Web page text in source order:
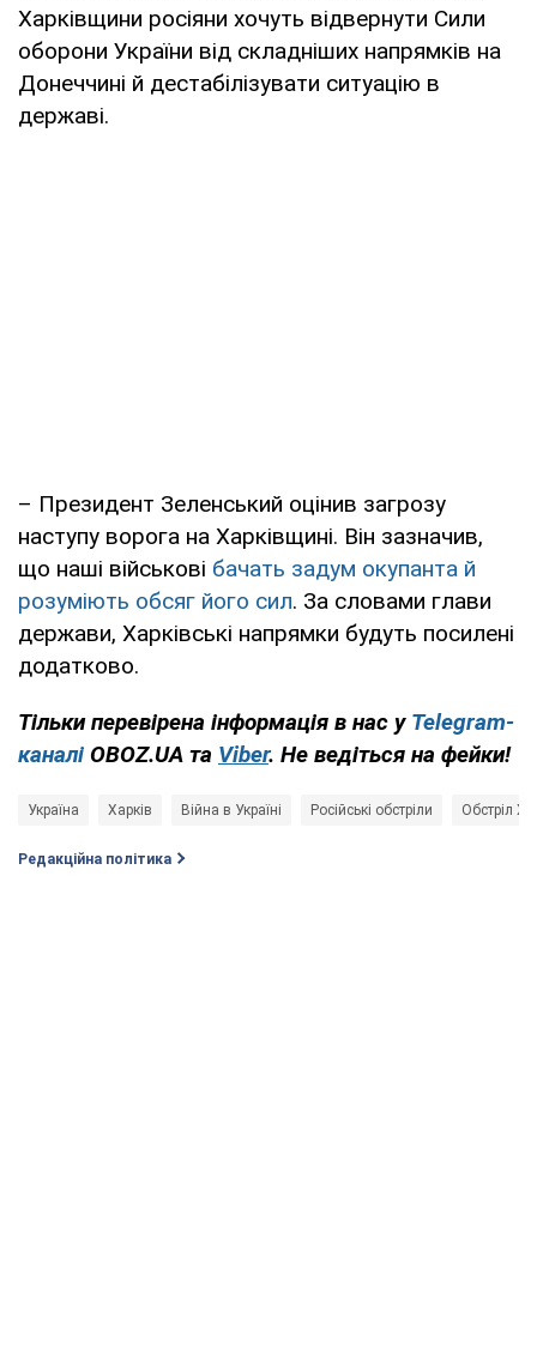
Харківщини росіяни хочуть відвернути Сили
оборони України від складніших напрямків на
Донеччині й дестабілізувати ситуацію в
державі.
– Президент Зеленський оцінив загрозу
наступу ворога на Харківщині. Він зазначив,
що наші військові бачать задум окупанта й
розуміють обсяг його сил. За словами глави
держави, Харківські напрямки будуть посилені
додатково.
Тільки перевірена інформація в нас у Telegram-
каналі OBOZ.UA та Viber. Не ведіться на фейки!
Україна Харків Війна в Україні Російські обстріли Обстріл
Редакційна політика